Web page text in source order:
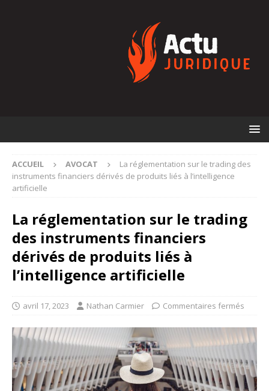
ACCUEIL AVOCAT
La réglementation sur le trading des
instruments financiers dérivés de produits liés à l’intelligence
artificielle
La réglementation sur le trading
des instruments financiers
dérivés de produits liés à
l’intelligence artificielle
avril 17, 2023 Nathan Carmier Commentaires fermés